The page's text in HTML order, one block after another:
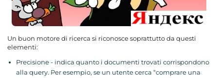
Un buon motore di ricerca si riconosce soprattutto da questi
elementi:
Precisione - indica quanto i documenti trovati corrispondono
alla query. Per esempio, se un utente cerca “comprare una